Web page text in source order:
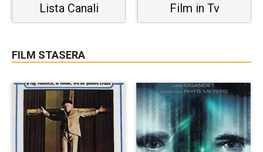
Lista Canali Film in Tv
FILM STASERA